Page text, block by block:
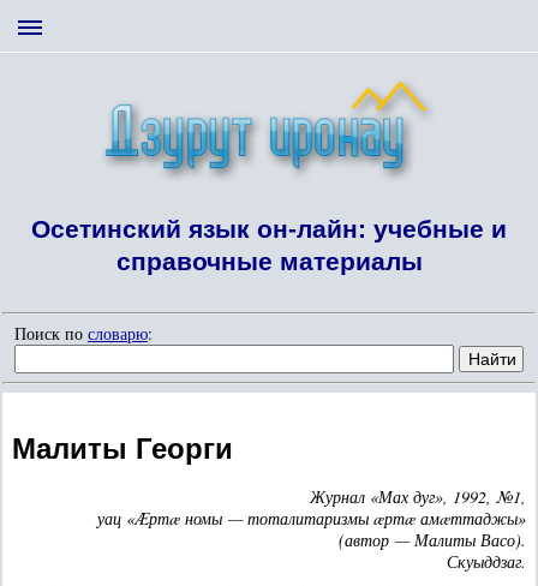
Осетинский язык он-лайн: учебные и
справочные материалы
Поиск по словарю:
Малиты Георги
Журнал «Мах дуг», 1992, №1,
уац «Æртæ номы — тоталитаризмы æртæ амæттаджы»
(автор — Малиты Васо).
Скуыддзаг.